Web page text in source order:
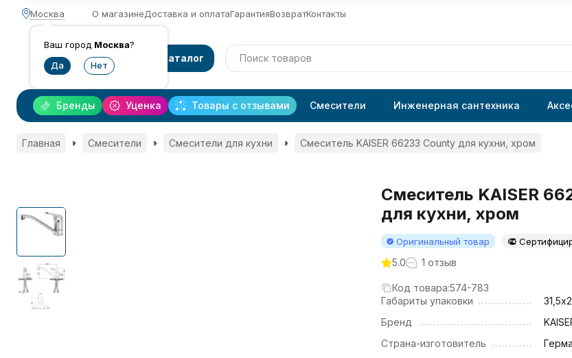
Москва
Ваш город Москва?
О магазинеДоставка и оплатаГарантияВозвратКонтакты
Каталог
Уценка Товары с отзывами
Бренды Смесители Инженерная сантехника
Главная Смесители Смесители для кухни Смеситель KAISER 66233 County для кухни, хром
Смеситель KAISER
для кухни, хром
Оригинальный товар
5.0 1 отзыв
Код товара:574-783
Габариты упаковки
Бренд
Страна-изготовитель